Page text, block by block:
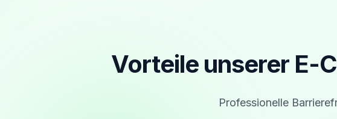
Vorteile unserer E-
Professionelle